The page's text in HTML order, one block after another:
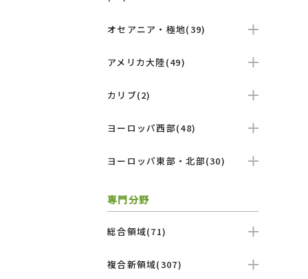
オセアニア・極地(39)
アメリカ大陸(49)
カリブ(2)
ヨーロッパ西部(48)
ヨーロッパ東部・北部(30)
専門分野
総合領域(71)
複合新領域(307)